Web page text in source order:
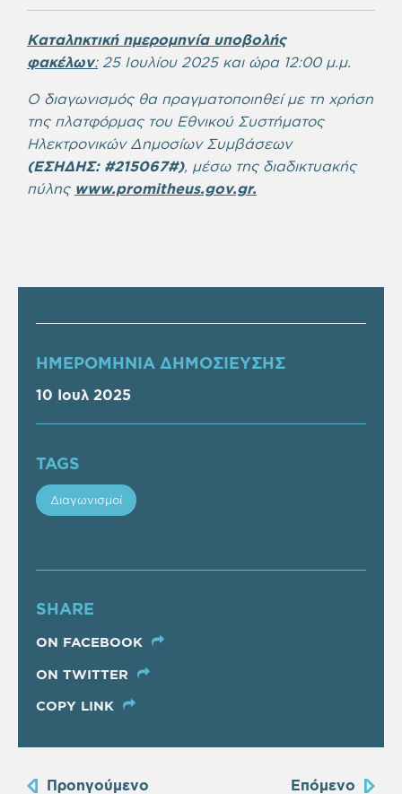
Καταληκτική ημερομηνία υποβολής
φακέλων:25 Ιουλίου 2025 και ώρα 12:00 μ.μ.
Ο διαγωνισμός θα πραγματοποιηθεί με τη χρήση
της πλατφόρμας του Εθνικού Συστήματος
Ηλεκτρονικών Δημοσίων Συμβάσεων
(ΕΣΗΔΗΣ: #215067#), μέσω της διαδικτυακής
πύλης www.promitheus.gov.gr.
ΗΜΕΡΟΜΗΝΙΑ ΔΗΜΟΣΙΕΥΣΗΣ
10 Ιουλ 2025
TAGS
Διαγωνισμοί
SHARE
ON FACEBOOK
ON TWITTER
COPY LINK
Προηγούμενο Επόμενο